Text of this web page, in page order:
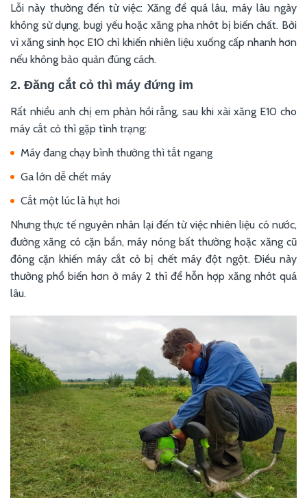
Lỗi này thường đến từ việc: Xăng để quá lâu, máy lâu ngày
không sử dụng, bugi yếu hoặc xăng pha nhớt bị biến chất. Bởi
vì xăng sinh học E10 chỉ khiến nhiên liệu xuống cấp nhanh hơn
nếu không bảo quản đúng cách.
2. Đăng cắt cỏ thì máy đứng im
Rất nhiều anh chị em phản hồi rằng, sau khi xài xăng E10 cho
máy cắt cỏ thì gặp tình trạng:
Máy đang chạy bình thường thì tắt ngang
Ga lớn dễ chết máy
Cắt một lúc là hụt hơi
Nhưng thực tế nguyên nhân lại đến từ việc nhiên liệu có nước,
đường xăng có cặn bẩn, máy nóng bất thường hoặc xăng cũ
đóng cặn khiến máy cắt cỏ bị chết máy đột ngột. Điều này
thường phổ biến hơn ở máy 2 thì để hỗn hợp xăng nhớt quá
lâu.